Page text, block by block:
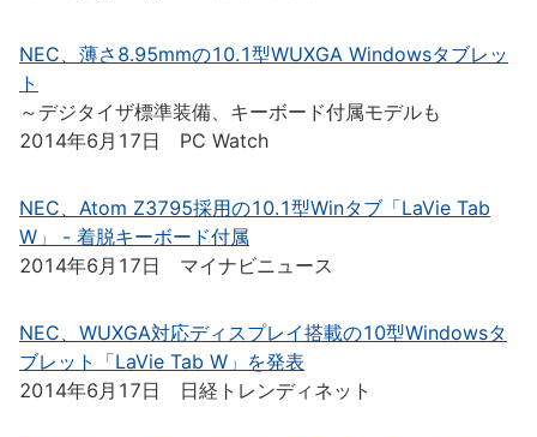
NEC、薄さ8.95mmの10.1型WUXGA Windowsタブレッ
ト
～デジタイザ標準装備、キーボード付属モデルも
2014年6月17日 PC Watch
NEC、Atom Z3795採用の10.1型Winタブ「LaVie Tab
W」 - 着脱キーボード付属
2014年6月17日 マイナビニュース
NEC、WUXGA対応ディスプレイ搭載の10型Windowsタ
ブレット「LaVie Tab W」を発表
2014年6月17日 日経トレンディネット